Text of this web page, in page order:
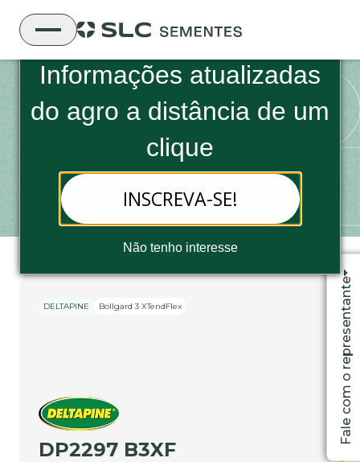
Boletim Informativo da SLC Sementes
Informações atualizadas
do agro a distância de um
clique
INSCREVA-SE!
Não tenho interesse
DP2297 B3XF
DELTAPINE Bollgard 3 XTendFlex
DP2297 B3XF
Fale com o representante